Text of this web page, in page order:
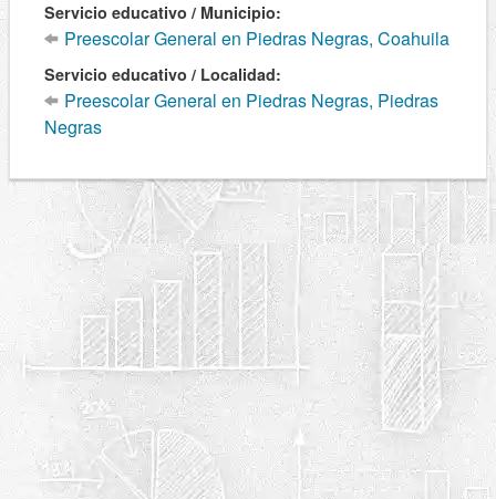
Servicio educativo / Municipio:
Preescolar General en Piedras Negras, Coahuila
Servicio educativo / Localidad:
Preescolar General en Piedras Negras, Piedras
Negras